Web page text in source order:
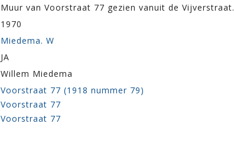
Muur van Voorstraat 77 gezien vanuit de Vijverstraat.
1970
Miedema. W
JA
Willem Miedema
Voorstraat 77 (1918 nummer 79)
Voorstraat 77
Voorstraat 77